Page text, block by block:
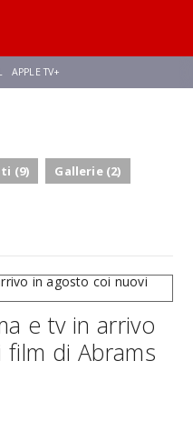
APPLE TV+
(9)
Gallerie (2)
e tv in arrivo
di Abrams